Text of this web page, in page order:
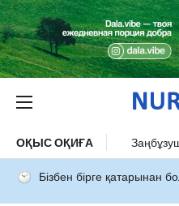
ОҚЫС ОҚИҒА
Бізбен бірге қатарынан